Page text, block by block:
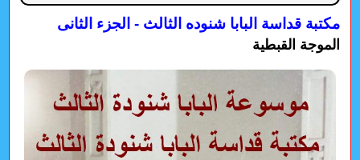
مكتبة قداسة البابا شنوده الثالث - الجزء الثانى
الموجة القبطية